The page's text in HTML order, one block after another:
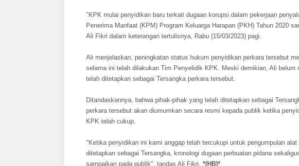
"KPK mulai penyidikan baru terkait dugaan korupsi dalam pekerjaan
Penerima Manfaat (KPM) Program Keluarga Harapan (PKH) Tahun 2020
Ali Fikri dalam keterangan tertulisnya, Rabu (15/03/2023) pagi.
Ali menjelaskan, peningkatan status hukum penyidikan perkara tersebut
selama ini telah dilakukan Tim Penyelidik KPK. Meski demikian, Ali belum
telah ditetapkan sebagai Tersangka perkara tersebut.
Ditandaskannya, bahwa pihak-pihak yang telah ditetapkan sebagai
perkara tersebut akan diumumkan secara resmi kepada publik ketika
KPK telah cukup.
"Ketika penyidikan ini kami anggap telah tercukupi untuk pengumpulan
ditetapkan sebagai Tersangka, kronologi dugaan perbuatan pidana
sampaikan pada publik", tandas Ali Fikri. *(HB)*